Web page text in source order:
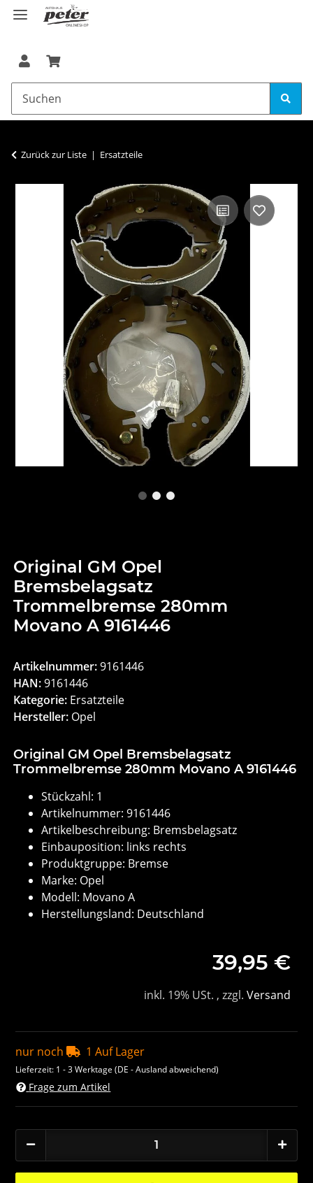
Zurück zur Liste Ersatzteile
Original GM Opel
Bremsbelagsatz
Trommelbremse 280mm
Movano A 9161446
Artikelnummer:9161446
HAN:9161446
Kategorie: Ersatzteile
Hersteller: Opel
Original GM Opel Bremsbelagsatz
Trommelbremse 280mm Movano A 9161446
Stückzahl: 1
Artikelnummer: 9161446
Artikelbeschreibung: Bremsbelagsatz
Einbauposition: links rechts
Produktgruppe: Bremse
Marke: Opel
Modell: Movano A
Herstellungsland: Deutschland
39,95 €
inkl. 19% USt. , zzgl. Versand
nur noch 1 Auf Lager
Lieferzeit: 1 - 3 Werktage(DE - Ausland abweichend)
Frage zum Artikel